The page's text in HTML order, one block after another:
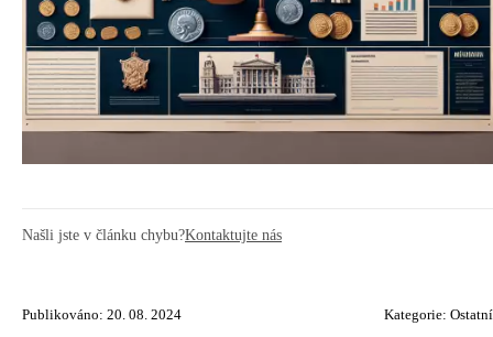
Našli jste v článku chybu?Kontaktujte nás
Publikováno: 20. 08. 2024 Kategorie: Ostatní